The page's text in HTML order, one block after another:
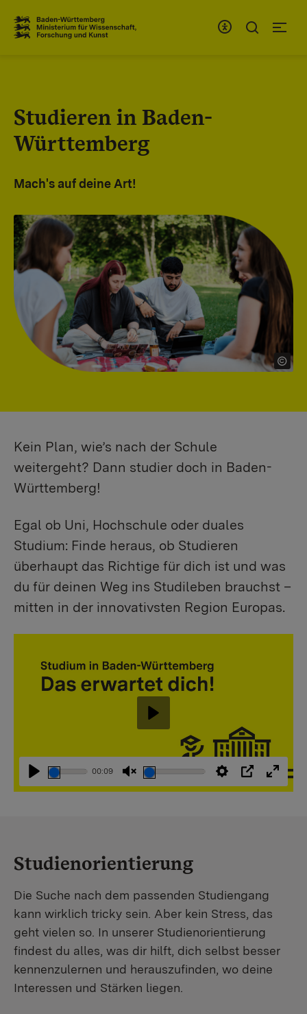
Studieren in Baden-
Württemberg
Mach's auf deine Art!
Kein Plan, wie’s nach der Schule
weitergeht? Dann studier doch in Baden-
Württemberg!
Egal ob Uni, Hochschule oder duales
Studium: Finde heraus, ob Studieren
überhaupt das Richtige für dich ist und was
du für deinen Weg ins Studileben brauchst –
mitten in der innovativsten Region Europas.
Abspielen
00:09
StummschaltungEinstellungen
PIP
Abspielen
Studienorientierung
Die Suche nach dem passenden Studiengang
kann wirklich tricky sein. Aber kein Stress, das
geht vielen so. In unserer Studienorientierung
findest du alles, was dir hilft, dich selbst besser
kennenzulernen und herauszufinden, wo deine
Interessen und Stärken liegen.